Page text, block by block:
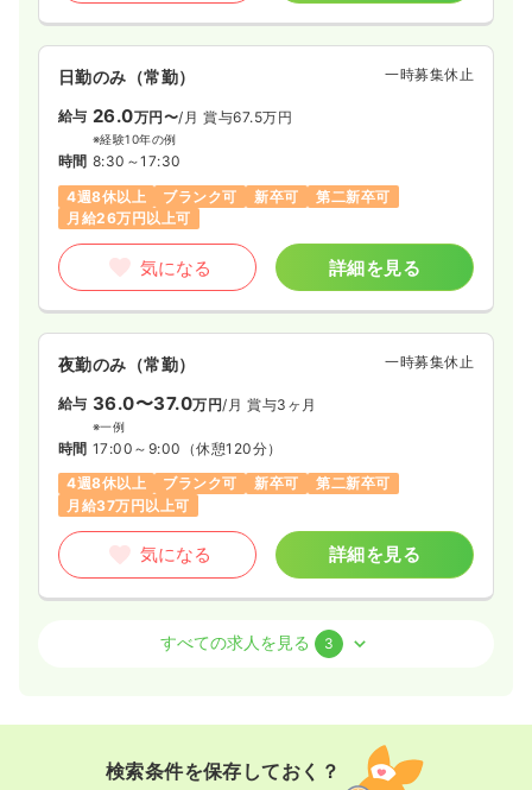
日勤のみ（常勤） 一時募集休止
給与 26.0万円〜/月 賞与67.5万円
※経験10年の例
時間 8:30～17:30
4週8休以上
ブランク可 新卒可
第二新卒可
月給26万円以上可
気になる 詳細を見る
夜勤のみ（常勤） 一時募集休止
給与 36.0〜37.0万円/月 賞与3ヶ月
※一例
時間 17:00～9:00 （休憩120分）
4週8休以上
ブランク可 新卒可
第二新卒可
月給37万円以上可
気になる 詳細を見る
正・准看護師
8:30～12:30
すべての求人を見る 3
検索条件を保存しておく？